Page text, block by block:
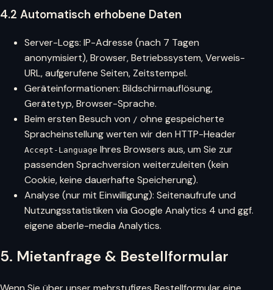
4.2 Automatisch erhobene Daten
Server-Logs: IP-Adresse (nach 7 Tagen
anonymisiert), Browser, Betriebssystem, Verweis-
URL, aufgerufene Seiten, Zeitstempel.
Geräteinformationen: Bildschirmauflösung,
Gerätetyp, Browser-Sprache.
Beim ersten Besuch von / ohne gespeicherte
Spracheinstellung werten wir den HTTP-Header
Accept-Language Ihres Browsers aus, um Sie zur
passenden Sprachversion weiterzuleiten (kein
Cookie, keine dauerhafte Speicherung).
Analyse (nur mit Einwilligung): Seitenaufrufe und
Nutzungsstatistiken via Google Analytics 4 und ggf.
eigene aberle-media Analytics.
5. Mietanfrage & Bestellformular